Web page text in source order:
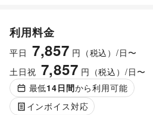
利用料金
平日 7,857 円（税込）/日〜
土日祝 7,857 円（税込）/日〜
最低14日間から利用可能
インボイス対応